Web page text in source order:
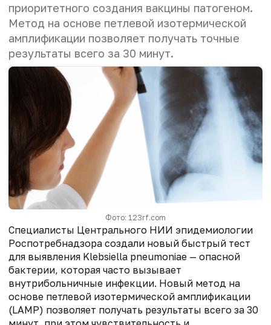
приоритетного создания вакцины патогеном.
Метод на основе петлевой изотермической
амплификации позволяет получать точные
результаты всего за 30 минут.
Фото: 123rf.com
Специалисты Центрального НИИ эпидемиологии
Роспотребнадзора создали новый быстрый тест
для выявления Klebsiella pneumoniae — опасной
бактерии, которая часто вызывает
внутрибольничные инфекции. Новый метод на
основе петлевой изотермической амплификации
(LAMP) позволяет получать результаты всего за 30